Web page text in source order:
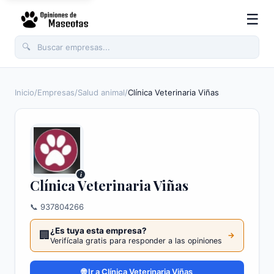
🔍
☰
Inicio/Empresas/Salud animal/Clínica Veterinaria Viñas
i
Clínica Veterinaria Viñas
📞 937804266
🏢 ¿Es tuya esta empresa?
Verifícala gratis para responder a las opiniones
→
🌐 Ir a Clínica Veterinaria Viñas